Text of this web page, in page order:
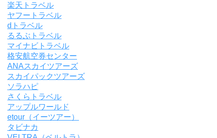
楽天トラベル
ヤフートラベル
dトラベル
るるぶトラベル
マイナビトラベル
格安航空券センター
ANAスカイツアーズ
スカイパックツアーズ
ソラハピ
さくらトラベル
アップルワールド
etour（イーツアー）
タビナカ